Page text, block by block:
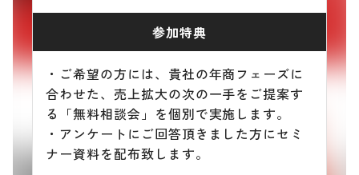
参加特典
・ご希望の方には、貴社の年商フェーズに
合わせた、売上拡大の次の一手をご提案す
る「無料相談会」を個別で実施します。
・アンケートにご回答頂きました方にセミ
ナー資料を配布致します。